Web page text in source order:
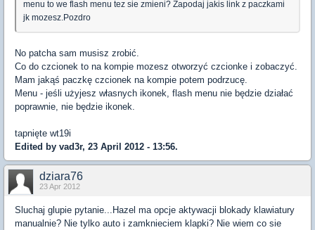
menu to we flash menu tez sie zmieni? Zapodaj jakis link z paczkami
jk mozesz.Pozdro
No patcha sam musisz zrobić.
Co do czcionek to na kompie mozesz otworzyć czcionke i zobaczyć.
Mam jakąś paczkę czcionek na kompie potem podrzucę.
Menu - jeśli użyjesz własnych ikonek, flash menu nie będzie działać
poprawnie, nie będzie ikonek.
tapnięte wt19i
Edited by vad3r, 23 April 2012 - 13:56.
dziara76
23 Apr 2012
Sluchaj glupie pytanie...Hazel ma opcje aktywacji blokady klawiatury
manualnie? Nie tylko auto i zamknieciem klapki? Nie wiem co sie